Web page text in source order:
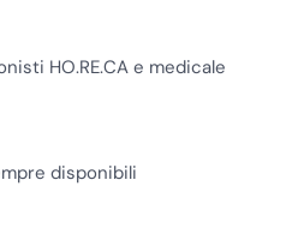
HO.RE.CA e medicale
disponibili